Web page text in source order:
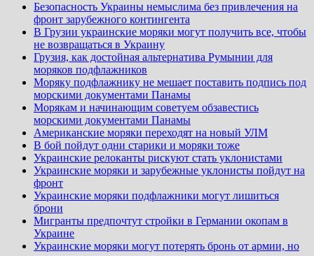
Безопасность Украины немыслима без привлечения на
фронт зарубежного контингента
В Грузии украинские моряки могут получить все, чтобы
не возвращаться в Украину
Грузия, как достойная альтернатива Румынии для
моряков подфлажников
Моряку подфлажнику не мешает поставить подпись под
морскими документами Панамы
Морякам и начинающим советуем обзавестись
морскими документами Панамы
Американские моряки переходят на новый УЛМ
В бой пойдут одни старики и моряки тоже
Украинские релоканты рискуют стать уклонистами
Украинские моряки и зарубежные уклонисты пойдут на
фронт
Украинские моряки подфлажники могут лишиться
брони
Мигранты предпочтут стройки в Германии окопам в
Украине
Украинские моряки могут потерять бронь от армии, но